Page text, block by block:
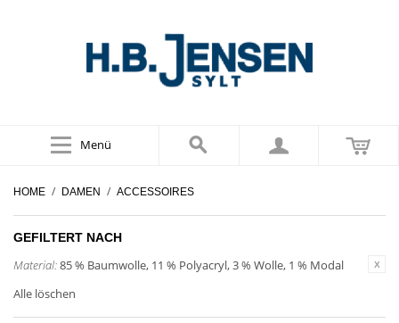
Menü
HOME / DAMEN / ACCESSOIRES
GEFILTERT NACH
Material:85 % Baumwolle, 11 % Polyacryl, 3 % Wolle, 1 % Modal
Alle löschen